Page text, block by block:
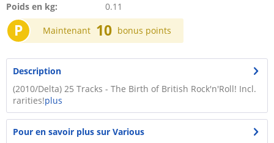
Poids en kg:
0.11
P Maintenant 10 bonus points
Description
(2010/Delta) 25 Tracks - The Birth of British Rock'n'Roll! Incl.
rarities!plus
Pour en savoir plus sur Various